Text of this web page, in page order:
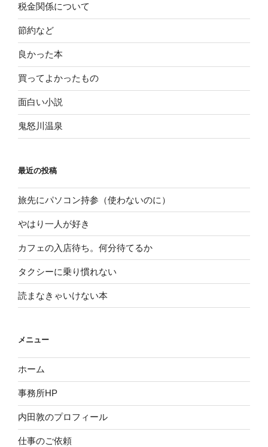
税金関係について
節約など
良かった本
買ってよかったもの
面白い小説
鬼怒川温泉
最近の投稿
旅先にパソコン持参（使わないのに）
やはり一人が好き
カフェの入店待ち。何分待てるか
タクシーに乗り慣れない
読まなきゃいけない本
メニュー
ホーム
事務所HP
内田敦のプロフィール
仕事のご依頼